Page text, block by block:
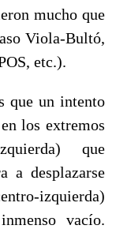
mucho que
Viola-Bultó,
etc.).
que un intento
los extremos
que
a desplazarse
izquierda)
vacío.